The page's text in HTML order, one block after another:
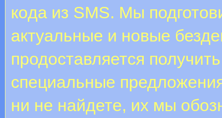
кoдa из SMS. Мы
актуальные и новые
продоставляется
специальные
ни не найдете, их мы